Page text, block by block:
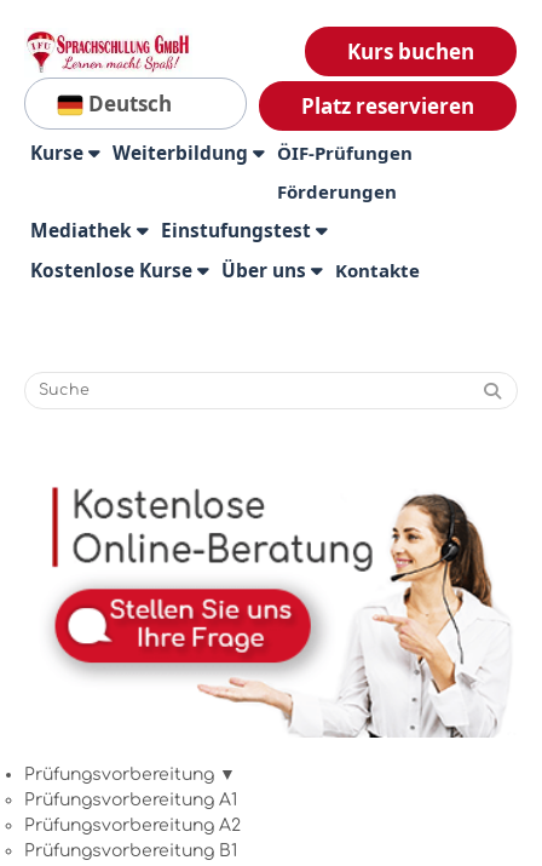
Deutsch
Kurs buchen
Platz reservieren
Kurse Weiterbildung
ÖIF-Prüfungen
Förderungen
Mediathek
Einstufungstest
Kostenlose Kurse
Über uns Kontakte
Prüfungsvorbereitung ▼
Prüfungsvorbereitung A1
Prüfungsvorbereitung A2
Prüfungsvorbereitung B1